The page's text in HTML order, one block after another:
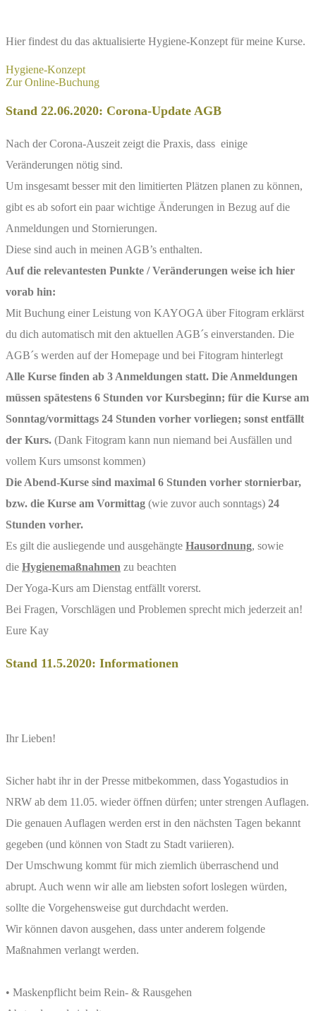
Hier findest du das aktualisierte Hygiene-Konzept für meine Kurse.
Hygiene-Konzept
Zur Online-Buchung
Stand 22.06.2020: Corona-Update AGB
Nach der Corona-Auszeit zeigt die Praxis, dass einige
Veränderungen nötig sind.
Um insgesamt besser mit den limitierten Plätzen planen zu können,
gibt es ab sofort ein paar wichtige Änderungen in Bezug auf die
Anmeldungen und Stornierungen.
Diese sind auch in meinen AGB’s enthalten.
Auf die relevantesten Punkte / Veränderungen weise ich hier
vorab hin:
Mit Buchung einer Leistung von KAYOGA über Fitogram erklärst
du dich automatisch mit den aktuellen AGB´s einverstanden. Die
AGB´s werden auf der Homepage und bei Fitogram hinterlegt
Alle Kurse finden ab 3 Anmeldungen statt. Die Anmeldungen
müssen spätestens 6 Stunden vor Kursbeginn; für die Kurse am
Sonntag/vormittags 24 Stunden vorher vorliegen; sonst entfällt
der Kurs. (Dank Fitogram kann nun niemand bei Ausfällen und
vollem Kurs umsonst kommen)
Die Abend-Kurse sind maximal 6 Stunden vorher stornierbar,
bzw. die Kurse am Vormittag (wie zuvor auch sonntags) 24
Stunden vorher.
Es gilt die ausliegende und ausgehängte Hausordnung, sowie
die Hygienemaßnahmen zu beachten
Der Yoga-Kurs am Dienstag entfällt vorerst.
Bei Fragen, Vorschlägen und Problemen sprecht mich jederzeit an!
Eure Kay
Stand 11.5.2020: Informationen
Ihr Lieben!
Sicher habt ihr in der Presse mitbekommen, dass Yogastudios in
NRW ab dem 11.05. wieder öffnen dürfen; unter strengen Auflagen.
Die genauen Auflagen werden erst in den nächsten Tagen bekannt
gegeben (und können von Stadt zu Stadt variieren).
Der Umschwung kommt für mich ziemlich überraschend und
abrupt. Auch wenn wir alle am liebsten sofort loslegen würden,
sollte die Vorgehensweise gut durchdacht werden.
Wir können davon ausgehen, dass unter anderem folgende
Maßnahmen verlangt werden.
• Maskenpflicht beim Rein- & Rausgehen